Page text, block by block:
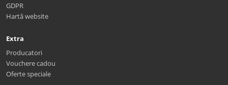
GDPR
Hartă website
Extra
Producatori
Vouchere cadou
Oferte speciale